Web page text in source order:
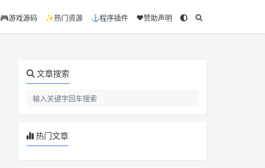
🎮游戏源码 ✨热门资源 ⚓程序插件 ❤️赞助声明
文章搜索
热门文章